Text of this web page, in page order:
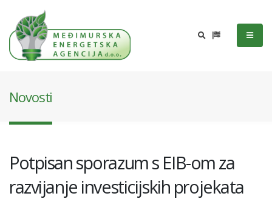
Novosti
Potpisan sporazum s EIB-om za
razvijanje investicijskih projekata